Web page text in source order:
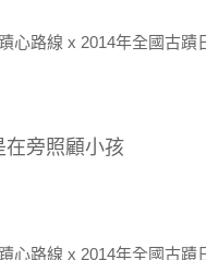
在旁照顧小孩